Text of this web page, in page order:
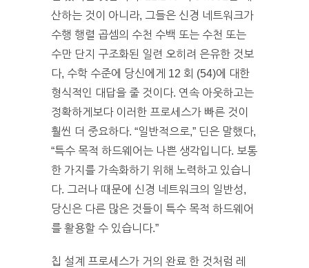
산하는 것이 아니라, 그들은 신경 네트워크가
수행 행렬 곱셈의 수천 수백 또는 수천 또는
수만 단지 구조화된 일련 오히려 은유한 것보
다, 수학 수준에 당신에게 12 회 (54)에 대한
형식적인 대답을 줄 것이다. 연속 아웃하고는
정확하게보다 이러한 프로세스가 빠른 것이
훨씬 더 중요하다. “일반적으로,” 딘은 말했다,
“특수 목적 하드웨어는 나쁜 생각입니다. 보통
한 가지를 가속화하기 위해 노력하고 있습니
다. 그러나 때문에 신경 네트워크의 일반성,
당신은 다른 많은 것들이 특수 목적 하드웨어
를 활용할 수 있습니다.”
칩 설계 프로세스가 거의 완료 한 것처럼 레